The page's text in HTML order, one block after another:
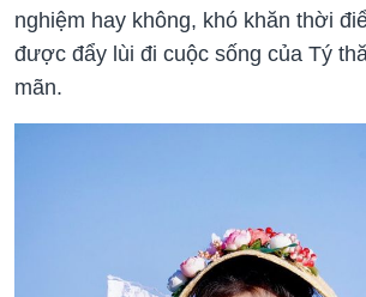
nghiệm hay không, khó khăn thời
được đẩy lùi đi cuộc sống của Tý
mãn.